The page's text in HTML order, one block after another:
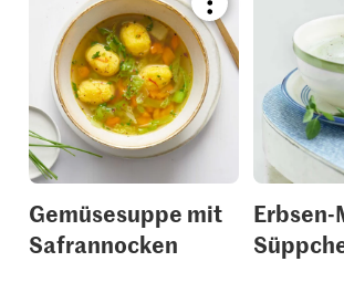
Bookmark
recipe
or
add
it
to
your
collections.
Gemüsesuppe mit
Safrannocken
Erbsen-